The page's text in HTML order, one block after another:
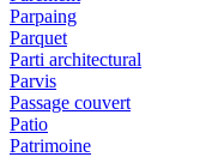
Parpaing
Parquet
Parti architectural
Parvis
Passage couvert
Patio
Patrimoine